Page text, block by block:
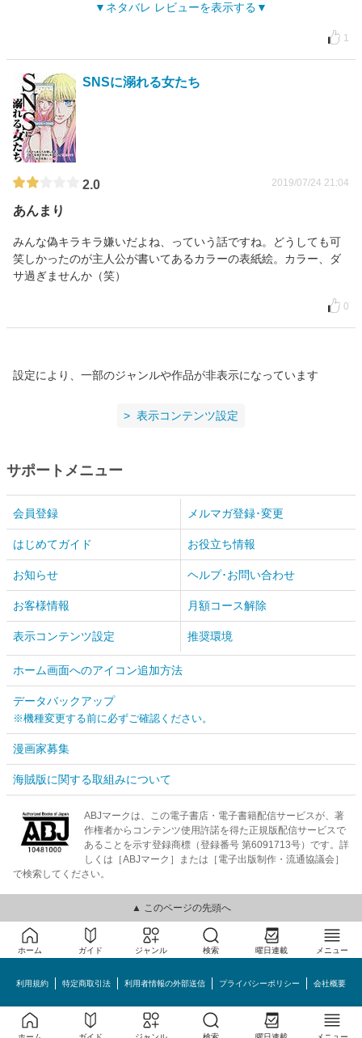
ネタバレ レビューを表示する
1
SNSに溺れる女たち
2.0 2019/07/24 21:04
あんまり
みんな偽キラキラ嫌いだよね、っていう話ですね。どうしても可
笑しかったのが主人公が書いてあるカラーの表紙絵。カラー、ダ
サ過ぎませんか（笑）
0
設定により、一部のジャンルや作品が非表示になっています
表示コンテンツ設定
サポートメニュー
会員登録 メルマガ登録･変更
はじめてガイド お役立ち情報
お知らせ ヘルプ･お問い合わせ
お客様情報 月額コース解除
表示コンテンツ設定 推奨環境
ホーム画面へのアイコン追加方法
データバックアップ
※機種変更する前に必ずご確認ください。
漫画家募集
海賊版に関する取組みについて
ABJマークは、この電子書店・電子書籍配信サービスが、著
作権者からコンテンツ使用許諾を得た正規版配信サービスで
あることを示す登録商標（登録番号 第6091713号）です。詳
しくは［ABJマーク］または［電子出版制作・流通協議会］
で検索してください。
▲ このページの先頭へ
ホーム ガイド ジャンル 検索 曜日連載 メニュー
利用規約 特定商取引法 利用者情報の外部送信 プライバシーポリシー 会社概要
めちゃコミック©MechaComic, Inc.